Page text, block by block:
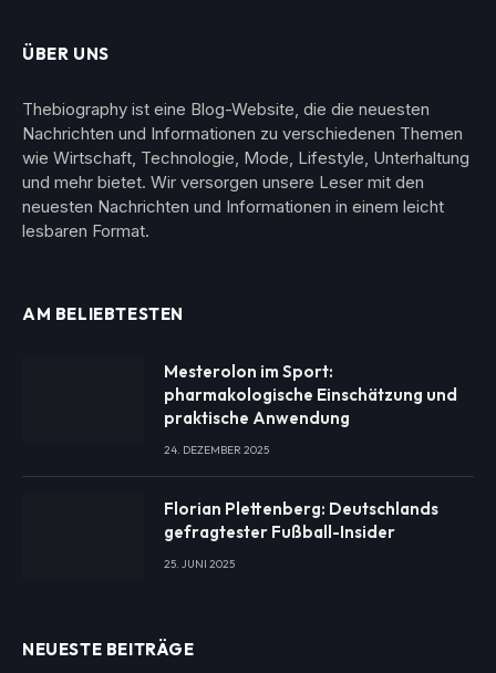
ÜBER UNS
Thebiography ist eine Blog-Website, die die neuesten
Nachrichten und Informationen zu verschiedenen Themen
wie Wirtschaft, Technologie, Mode, Lifestyle, Unterhaltung
und mehr bietet. Wir versorgen unsere Leser mit den
neuesten Nachrichten und Informationen in einem leicht
lesbaren Format.
AM BELIEBTESTEN
Mesterolon im Sport:
pharmakologische Einschätzung und
praktische Anwendung
24. DEZEMBER 2025
Florian Plettenberg: Deutschlands
gefragtester Fußball-Insider
25. JUNI 2025
NEUESTE BEITRÄGE